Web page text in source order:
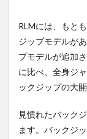
RLMには、もと
ジップモデルが
プモデルが追加
に比べ、全身ジ
ックジップの大
見慣れたバック
ます。バックジ